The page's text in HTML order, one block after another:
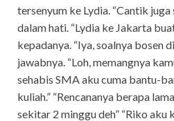
tersenyum ke Lydia. “Cantik
dalam hati. “Lydia ke Jakarta
kepadanya. “Iya, soalnya bosen
jawabnya. “Loh, memangnya
sehabis SMA aku cuma bantu-
kuliah.” “Rencananya berapa
sekitar 2 minggu deh” “Riko aku